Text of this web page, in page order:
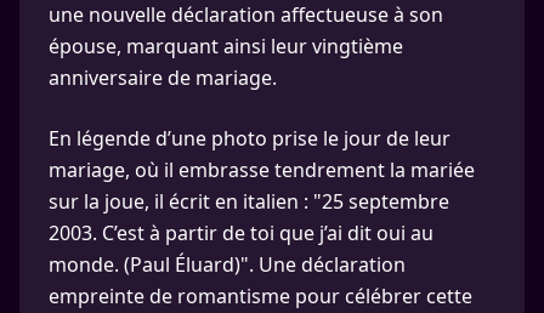
une nouvelle déclaration affectueuse à son
épouse, marquant ainsi leur vingtième
anniversaire de mariage.
En légende d’une photo prise le jour de leur
mariage, où il embrasse tendrement la mariée
sur la joue, il écrit en italien : "25 septembre
2003. C’est à partir de toi que j’ai dit oui au
monde. (Paul Éluard)". Une déclaration
empreinte de romantisme pour célébrer cette